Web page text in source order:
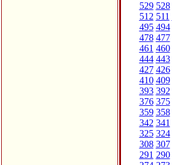
529 528
512 511
495 494
478 477
461 460
444 443
427 426
410 409
393 392
376 375
359 358
342 341
325 324
308 307
291 290